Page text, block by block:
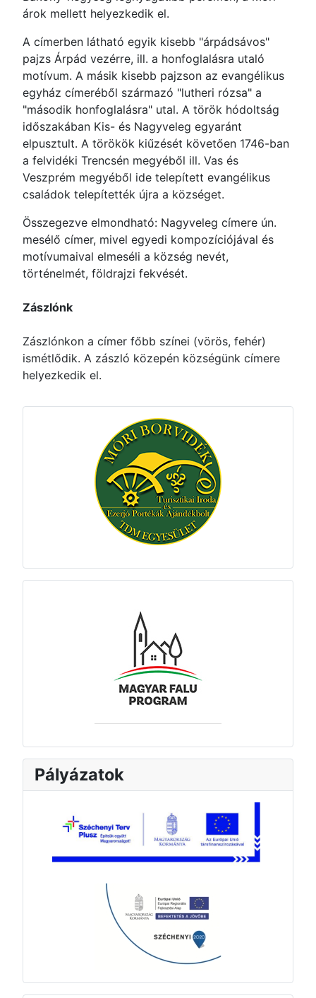
árok mellett helyezkedik el.
A címerben látható egyik kisebb "árpádsávos"
pajzs Árpád vezérre, ill. a honfoglalásra utaló
motívum. A másik kisebb pajzson az evangélikus
egyház címeréből származó "lutheri rózsa" a
"második honfoglalásra" utal. A török hódoltság
időszakában Kis- és Nagyveleg egyaránt
elpusztult. A törökök kiűzését követően 1746-ban
a felvidéki Trencsén megyéből ill. Vas és
Veszprém megyéből ide telepített evangélikus
családok telepítették újra a községet.
Összegezve elmondható: Nagyveleg címere ún.
mesélő címer, mivel egyedi kompozíciójával és
motívumaival elmeséli a község nevét,
történelmét, földrajzi fekvését.
Zászlónk
Zászlónkon a címer főbb színei (vörös, fehér)
ismétlődik. A zászló közepén községünk címere
helyezkedik el.
Pályázatok